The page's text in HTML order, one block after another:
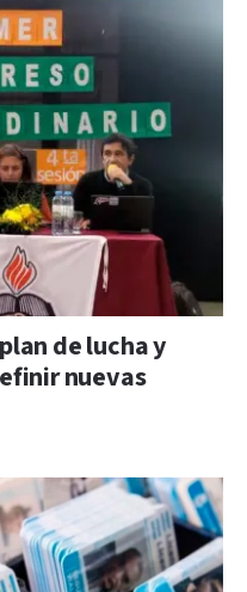
de lucha y
nuevas